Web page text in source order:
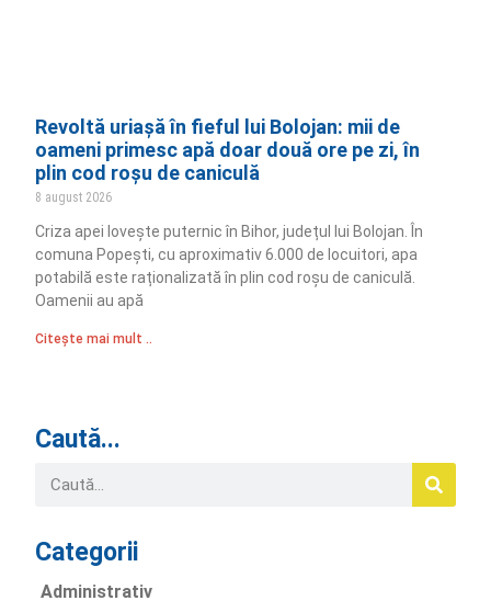
Revoltă uriașă în fieful lui Bolojan: mii de
oameni primesc apă doar două ore pe zi, în
plin cod roșu de caniculă
8 august 2026
Criza apei lovește puternic în Bihor, județul lui Bolojan. În
comuna Popești, cu aproximativ 6.000 de locuitori, apa
potabilă este raționalizată în plin cod roșu de caniculă.
Oamenii au apă
Citește mai mult ..
Caută...
Categorii
Administrativ